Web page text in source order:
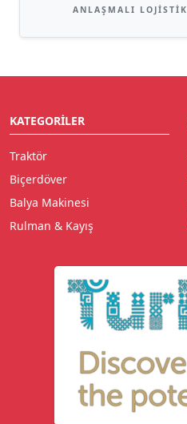
ANLAŞMALI
KATEGORILER
Traktör
Biçerdöver
Balya Makinesi
Rulman & Kayış